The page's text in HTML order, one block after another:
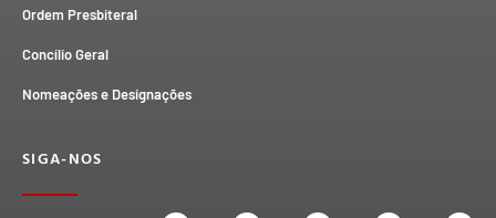
Ordem Presbiteral
Concílio Geral
Nomeações e Designações
SIGA-NOS